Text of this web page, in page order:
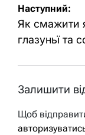
Наступний:
Як смажити
глазуньї та
Залишити
Щоб